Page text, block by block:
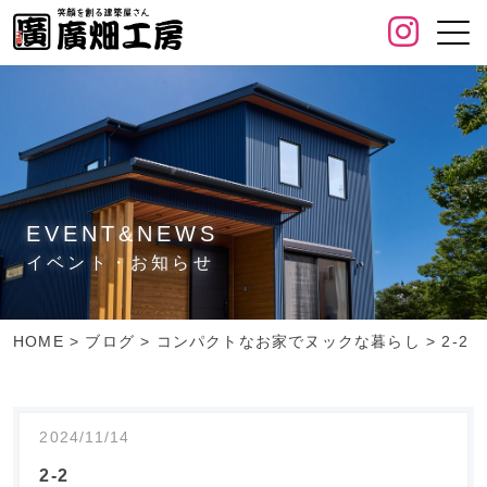
EVENT&NEWS
イベント・お知らせ
HOME > ブログ > コンパクトなお家でヌックな暮らし > 2-2
2-2
2024/11/14